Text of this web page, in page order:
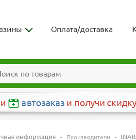
Оплата/доставка
автозаказ и получи
информация - Производители -